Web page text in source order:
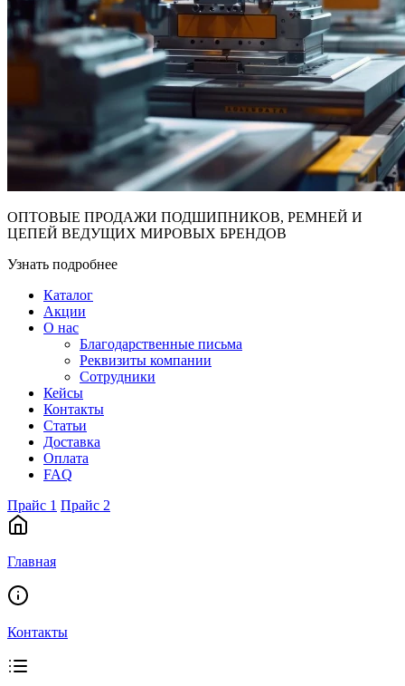
ОПТОВЫЕ ПРОДАЖИ ПОДШИПНИКОВ, РЕМНЕЙ И
ЦЕПЕЙ ВЕДУЩИХ МИРОВЫХ БРЕНДОВ
Узнать подробнее
Каталог
Акции
О нас
Благодарственные письма
Реквизиты компании
Сотрудники
Кейсы
Контакты
Статьи
Доставка
Оплата
FAQ
Прайс 1 Прайс 2
Главная
Контакты